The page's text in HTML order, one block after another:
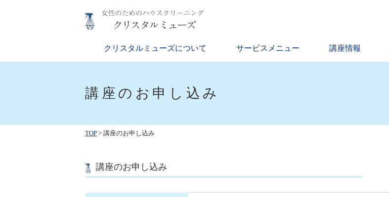
クリスタルミューズについて サービスメニュー 講座情報
講座のお申し込み
TOP > 講座のお申し込み
講座のお申し込み